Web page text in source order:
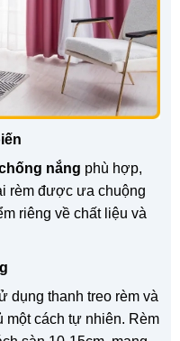
nắng phù hợp,
rèm được ưa chuộng
riêng về chất liệu và
dụng thanh treo rèm và
một cách tự nhiên. Rèm